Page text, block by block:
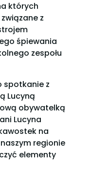
których
z
śpiewania
zespołu
spotkanie z
Lucyną
obywatelką
Lucyna
na
regionie
elementy